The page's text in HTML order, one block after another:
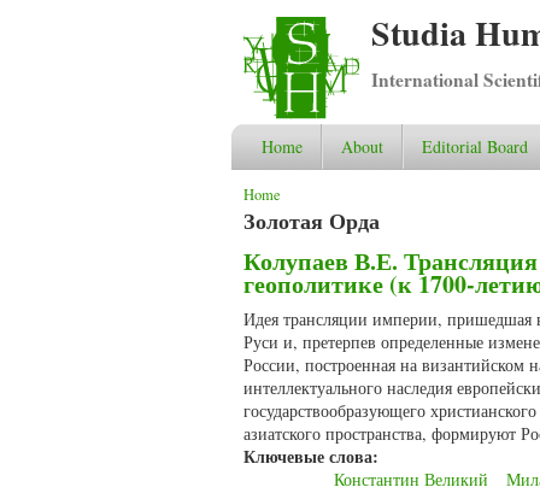
Studia
International
Home About Editorial Board
You are here
Home
Золотая Орда
Колупаев В.Е.
геополитике (к 1700-
Идея трансляции империи, пришедшая
Руси и, претерпев определенные
России, построенная на византийском
интеллектуального наследия
государствообразующего
азиатского пространства, формируют
Ключевые слова:
Константин Великий